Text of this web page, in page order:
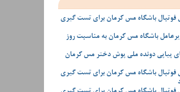
فوتبال باشگاه مس کرمان برای تست گیری
باشگاه مس کرمان به مناسبت روز
پیاپی دونده ملی پوش دختر مس کرمان
فوتبال باشگاه مس کرمان برای تست گیری